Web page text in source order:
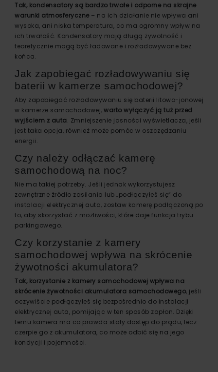
Tak, kondensatory są bardzo trwałe i odporne na skrajne
warunki atmosferyczne– na ich działanie nie wpływa ani
wysoka, ani niska temperatura, co ma ogromny wpływ na
ich trwałość. Kondensatory mają długą żywotność i
teoretycznie mogą być ładowane i rozładowywane bez
końca.
Jak zapobiegać rozładowywaniu się
baterii w kamerze samochodowej?
Aby zapobiegać rozładowywaniu się baterii litowo-jonowej
w kamerze samochodowej, warto wyłączyć ją tuż przed
wyjściem z auta. Zmniejszenie jasności wyświetlacza, jeśli
jest taka opcja, również może pomóc w oszczędzaniu
energii.
Czy należy odłączać kamerę
samochodową na noc?
Nie ma takiej potrzeby. Jeśli jednak wykorzystujesz
zewnętrzne źródło zasilania lub „podłączyłeś się” do
instalacji elektrycznej auta, zostaw kamerę podłączoną po
to, aby skorzystać z możliwości, które daje funkcja trybu
parkingowego.
Czy korzystanie z kamery
samochodowej wpływa na skrócenie
żywotności akumulatora?
Tak, korzystanie z kamery samochodowej wpływa na
skrócenie żywotności akumulatora samochodowego, jeśli
oczywiście podłączyłeś się bezpośrednio do instalacji
elektrycznej auta, pomijając w ten sposób zapłon. Dzięki
temu kamera ma co prawda stały dostęp do prądu, lecz
czerpie go z akumulatora, co może odbić się na jego
kondycji i pojemności.